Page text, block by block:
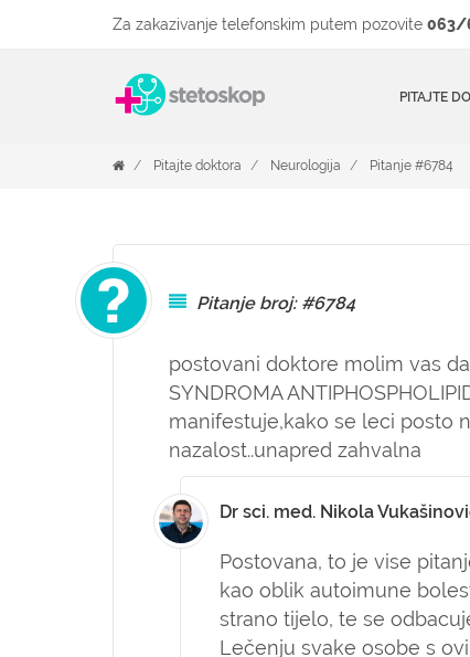
Za zakazivanje telefonskim putem pozovite 063/
PITAJTE
Pitajte doktora Neurologija Pitanje #6784
Pitanje broj: #6784
postovani doktore molim vas
SYNDROMA
manifestuje,kako se leci posto
nazalost..unapred zahvalna
Dr sci. med. Nikola
Postovana, to je vise
kao oblik autoimune
strano tijelo, te se
Lečenju svake osobe s